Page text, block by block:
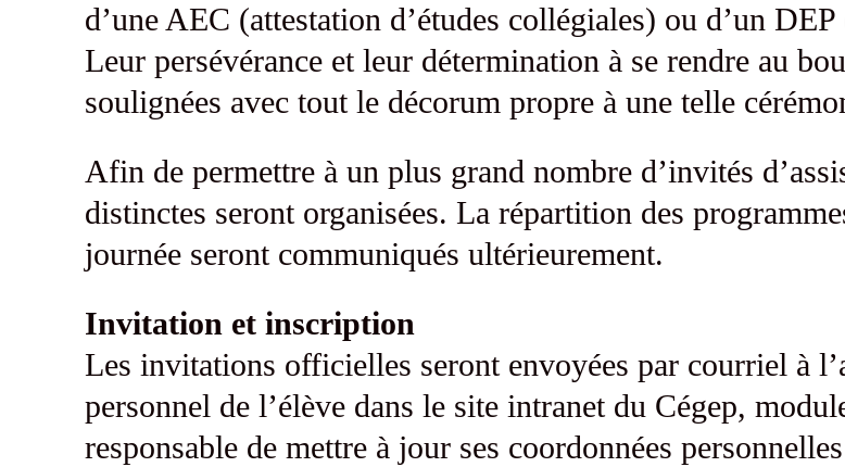
d’une AEC (attestation d’études collégiales) ou d’un
Leur persévérance et leur détermination à se rendre au
soulignées avec tout le décorum propre à une telle
Afin de permettre à un plus grand nombre d’invités
distinctes seront organisées. La répartition des
journée seront communiqués ultérieurement.
Invitation et inscription
Les invitations officielles seront envoyées par courriel à
personnel de l’élève dans le site intranet du Cégep,
responsable de mettre à jour ses coordonnées